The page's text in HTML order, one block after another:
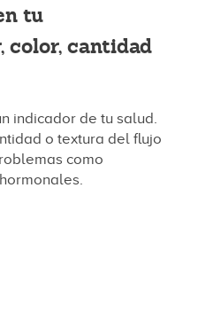
tu
color, cantidad
indicador de tu salud.
o textura del flujo
como